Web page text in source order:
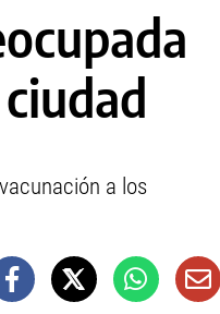
a los